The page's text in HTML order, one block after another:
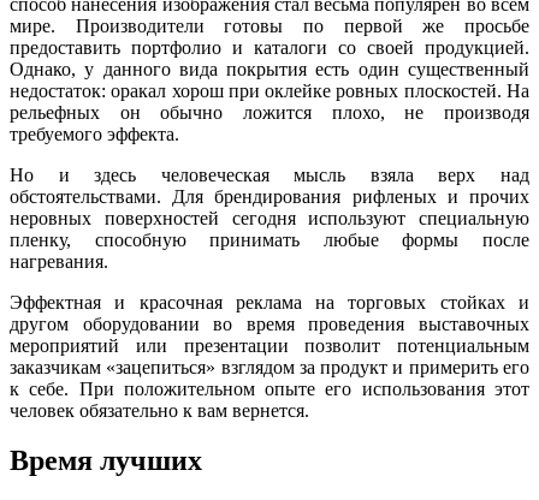
мире. Производители готовы по первой же просьбе
предоставить портфолио и каталоги со своей продукцией.
Однако, у данного вида покрытия есть один существенный
недостаток: оракал хорош при оклейке ровных плоскостей. На
рельефных он обычно ложится плохо, не производя
требуемого эффекта.
Но и здесь человеческая мысль взяла верх над
обстоятельствами. Для брендирования рифленых и прочих
неровных поверхностей сегодня используют специальную
пленку, способную принимать любые формы после
нагревания.
Эффектная и красочная реклама на торговых стойках и
другом оборудовании во время проведения выставочных
мероприятий или презентации позволит потенциальным
заказчикам «зацепиться» взглядом за продукт и примерить его
к себе. При положительном опыте его использования этот
человек обязательно к вам вернется.
Время лучших